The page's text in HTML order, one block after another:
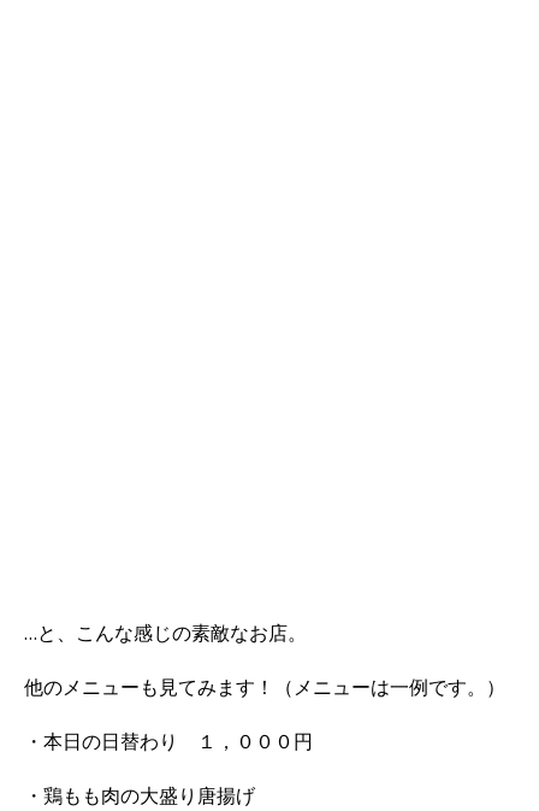
…と、こんな感じの素敵なお店。
他のメニューも見てみます！（メニューは一例です。）
・本日の日替わり １，０００円
・鶏もも肉の大盛り唐揚げ